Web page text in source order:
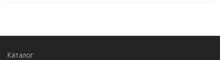
Каталог